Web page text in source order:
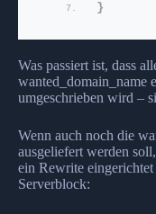
}
Was passiert ist, dass
wanted_domain_name
umgeschrieben wird –
Wenn auch noch die
ausgeliefert werden
ein Rewrite
Serverblock: